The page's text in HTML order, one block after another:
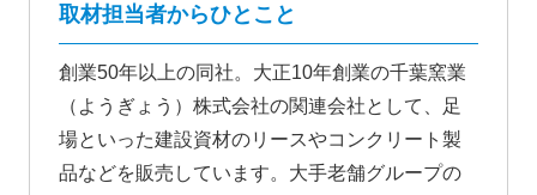
取材担当者からひとこと
創業50年以上の同社。大正10年創業の千葉窯業
（ようぎょう）株式会社の関連会社として、足
場といった建設資材のリースやコンクリート製
品などを販売しています。大手老舗グループの